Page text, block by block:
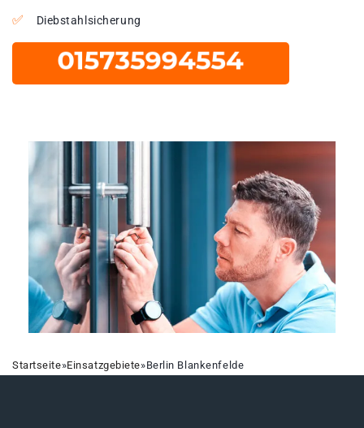
Diebstahlsicherung
Startseite»Einsatzgebiete»Berlin Blankenfelde